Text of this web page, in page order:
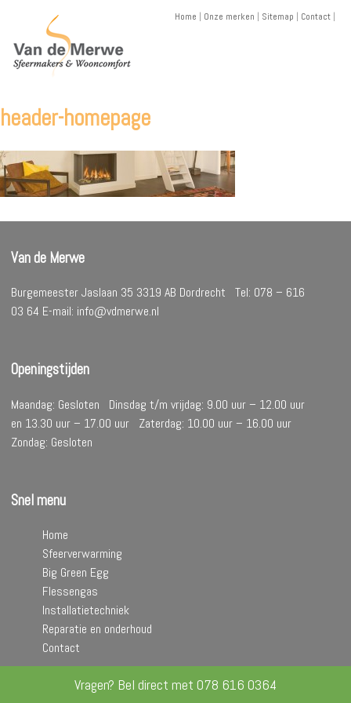
content
Home | Onze merken | Sitemap | Contact |
Vragen? Bel direct met 078 616 0364
header-homepage
Van de Merwe
Burgemeester Jaslaan 35 3319 AB Dordrecht Tel: 078 – 616
03 64 E-mail: info@vdmerwe.nl
Openingstijden
Maandag: Gesloten Dinsdag t/m vrijdag: 9.00 uur – 12.00 uur
en 13.30 uur – 17.00 uur Zaterdag: 10.00 uur – 16.00 uur
Zondag: Gesloten
Snel menu
Home
Sfeerverwarming
Big Green Egg
Flessengas
Installatietechniek
Reparatie en onderhoud
Contact